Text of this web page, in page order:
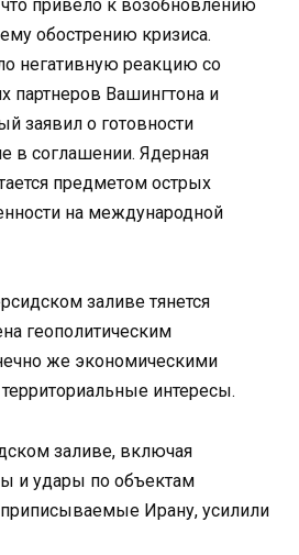
привело к возобновлению
обострению кризиса.
негативную реакцию со
партнеров Вашингтона и
заявил о готовности
в соглашении. Ядерная
предметом острых
на международной
заливе тянется
геополитическим
же экономическими
интересы.
заливе, включая
и удары по объектам
Ирану, усилили